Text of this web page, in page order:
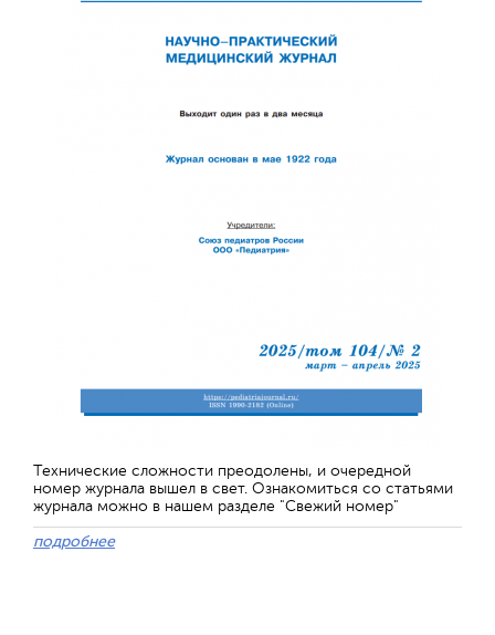
Технические сложности преодолены, и очередной
номер журнала вышел в свет. Ознакомиться со статьями
журнала можно в нашем разделе "Свежий номер"
подробнее